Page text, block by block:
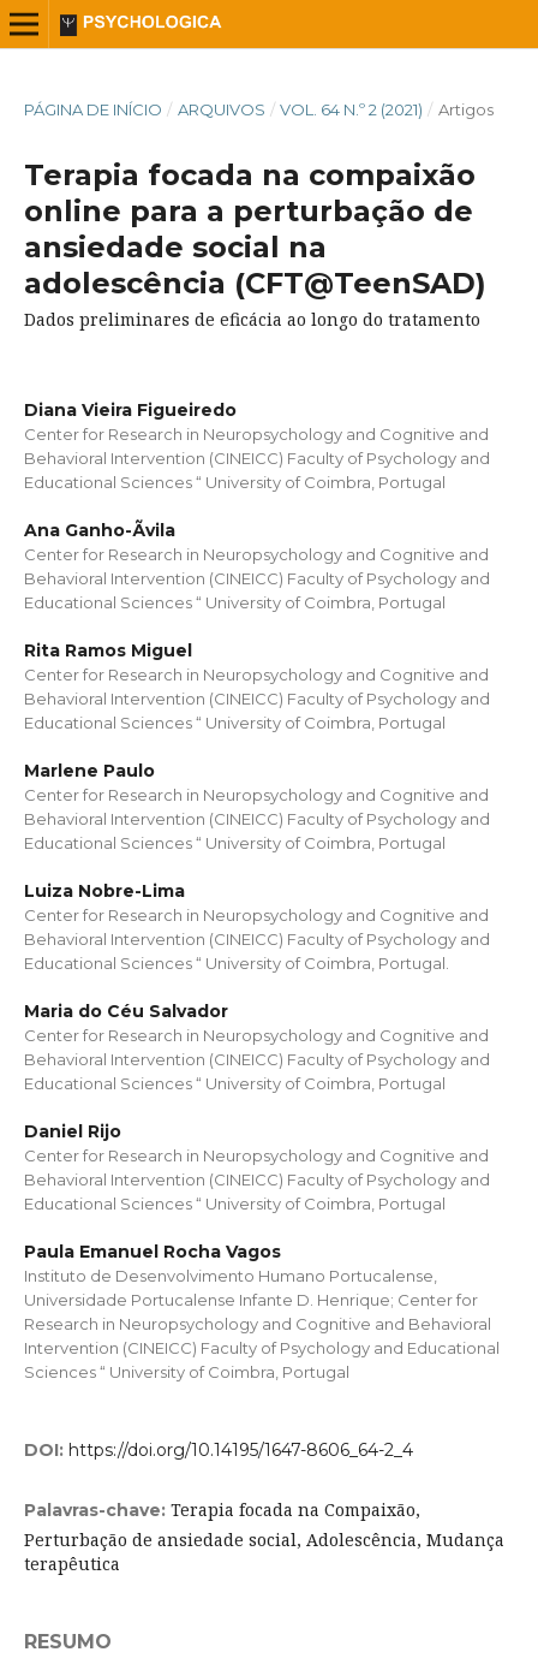
PÁGINA DE INÍCIO / ARQUIVOS / VOL. 64 N.º 2 (2021) / Artigos
Terapia focada na compaixão
online para a perturbação de
ansiedade social na
adolescência (CFT@TeenSAD)
Dados preliminares de eficácia ao longo do tratamento
Diana Vieira Figueiredo
Center for Research in Neuropsychology and Cognitive and
Behavioral Intervention (CINEICC) Faculty of Psychology and
Educational Sciences “ University of Coimbra, Portugal
Ana Ganho-Ãvila
Center for Research in Neuropsychology and Cognitive and
Behavioral Intervention (CINEICC) Faculty of Psychology and
Educational Sciences “ University of Coimbra, Portugal
Rita Ramos Miguel
Center for Research in Neuropsychology and Cognitive and
Behavioral Intervention (CINEICC) Faculty of Psychology and
Educational Sciences “ University of Coimbra, Portugal
Marlene Paulo
Center for Research in Neuropsychology and Cognitive and
Behavioral Intervention (CINEICC) Faculty of Psychology and
Educational Sciences “ University of Coimbra, Portugal
Luiza Nobre-Lima
Center for Research in Neuropsychology and Cognitive and
Behavioral Intervention (CINEICC) Faculty of Psychology and
Educational Sciences “ University of Coimbra, Portugal.
Maria do Céu Salvador
Center for Research in Neuropsychology and Cognitive and
Behavioral Intervention (CINEICC) Faculty of Psychology and
Educational Sciences “ University of Coimbra, Portugal
Daniel Rijo
Center for Research in Neuropsychology and Cognitive and
Behavioral Intervention (CINEICC) Faculty of Psychology and
Educational Sciences “ University of Coimbra, Portugal
Paula Emanuel Rocha Vagos
Instituto de Desenvolvimento Humano Portucalense,
Universidade Portucalense Infante D. Henrique; Center for
Research in Neuropsychology and Cognitive and Behavioral
Intervention (CINEICC) Faculty of Psychology and Educational
Sciences “ University of Coimbra, Portugal
DOI: https://doi.org/10.14195/1647-8606_64-2_4
Palavras-chave: Terapia focada na Compaixão,
Perturbação de ansiedade social, Adolescência, Mudança
terapêutica
RESUMO